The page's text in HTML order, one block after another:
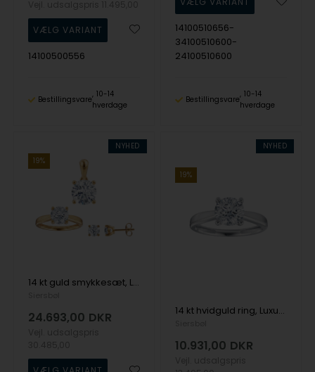
14100500556
Bestillingsvare
10-14
hverdage
14100510656-
34100510600-
24100510600
Bestillingsvare
10-14
hverdage
NYHED
19%
14 kt guld smykkesæt, Luxury Solitaire serien fra Siersbøl med ialt 3,00 ct Labgrown diamant
24.693,00 DKR
NYHED
19%
14 kt hvidguld ring, Luxury Solitaire serien fra Siersbøl med ialt 1,00 ct Labgrown diamant
10.931,00 DKR